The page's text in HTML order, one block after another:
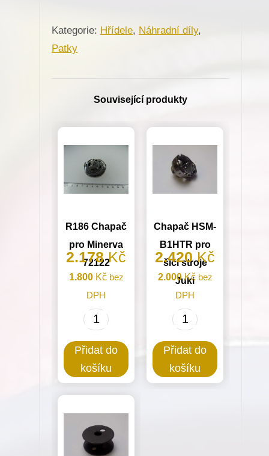
kolečkové
25mm
Kategorie: Hřídele, Náhradní díly,
Patky
Související produkty
R186 Chapač
pro Minerva
72122
2.178Kč
1.800 Kčbez
DPH
R186
pro
Minerva
Přidat do
košíku
Chapač HSM-
B1HTR pro
šicí stroje
Juki
2.420Kč
2.000Kčbez
DPH
Chapač
B1HTR
pro
Přidat do
košíku